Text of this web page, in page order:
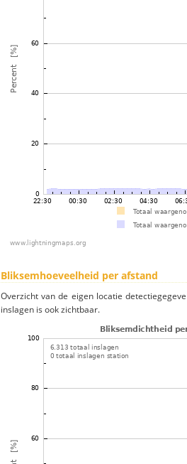
Bliksemhoeveelheid per afstand
Overzicht van de eigen locatie
inslagen is ook zichtbaar.